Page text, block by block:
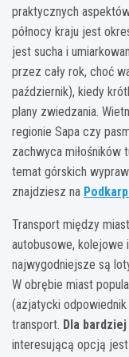
praktycznych
północy kraju jest
jest sucha i
przez cały rok, choć
październik), kiedy
plany zwiedzania.
regionie Sapa czy
zachwyca
temat górskich
znajdziesz na
Transport między
autobusowe, kolejowe
najwygodniejsze są
W obrębie miast
(azjatycki
transport. Dla
interesującą opcją